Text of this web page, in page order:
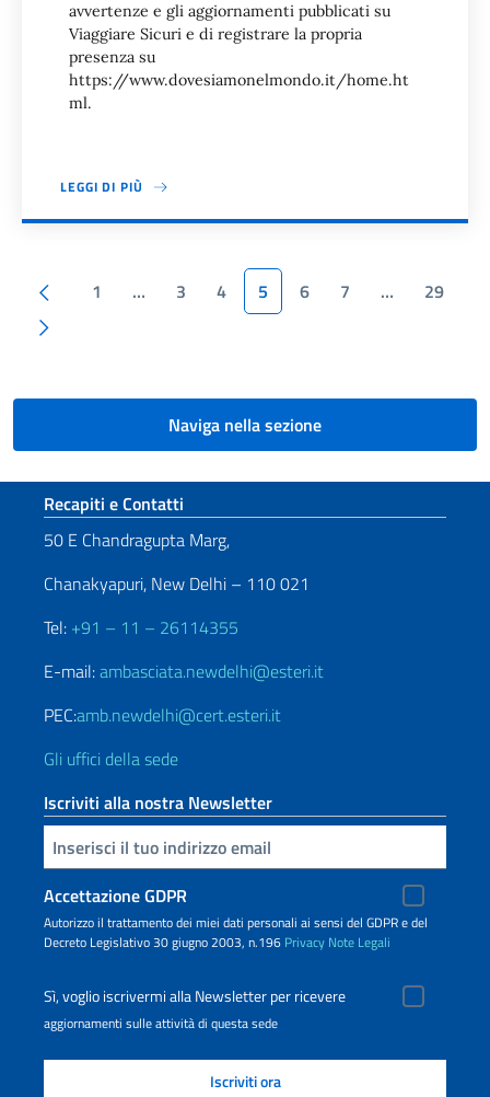
avvertenze e gli aggiornamenti pubblicati su
Viaggiare Sicuri e di registrare la propria
presenza su
https://www.dovesiamonelmondo.it/home.ht
ml.
LEGGI DI PIÙ
Paginazione
Pagina precedente
1 … 3 4 5 6 7 …
29
Naviga nella sezione
Sezione footer
Recapiti e Contatti
50 E Chandragupta Marg,
Chanakyapuri, New Delhi – 110 021
Tel: +91 – 11 – 26114355
E-mail:ambasciata.newdelhi@esteri.it
PEC:amb.newdelhi@cert.esteri.it
Gli uffici della sede
Iscriviti alla nostra Newsletter
Inserisci la tua email
Accettazione GDPR
Autorizzo il trattamento dei miei dati personali ai sensi del GDPR e del
Decreto Legislativo 30 giugno 2003, n.196 Privacy Note Legali
Sì, voglio iscrivermi alla Newsletter per ricevere
aggiornamenti sulle attività di questa sede